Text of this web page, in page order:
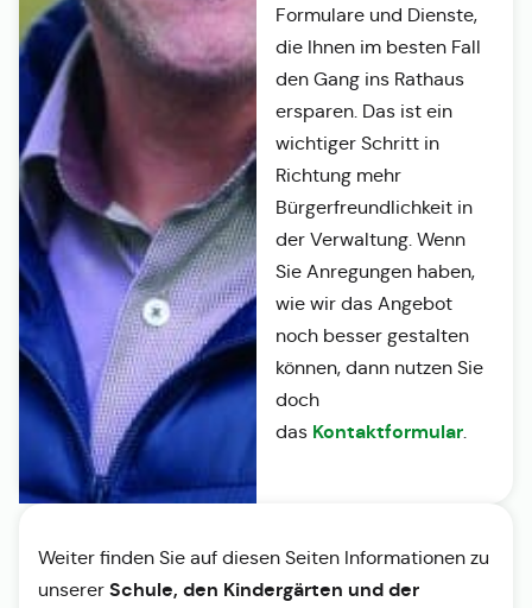
Formulare und Dienste,
die Ihnen im besten Fall
den Gang ins Rathaus
ersparen. Das ist ein
wichtiger Schritt in
Richtung mehr
Bürgerfreundlichkeit in
der Verwaltung. Wenn
Sie Anregungen haben,
wie wir das Angebot
noch besser gestalten
können, dann nutzen Sie
doch
das Kontaktformular.
Weiter finden Sie auf diesen Seiten Informationen zu
unserer Schule, den Kindergärten und der